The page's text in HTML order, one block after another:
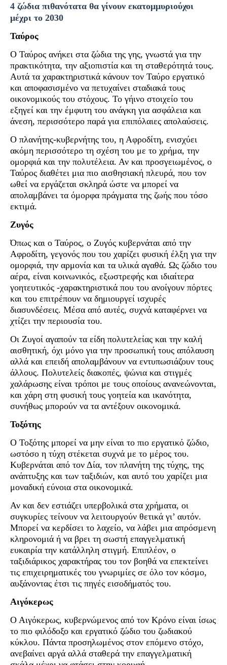
4 ζώδια πιθανότατα θα γίνουν εκατομμυριούχοι
μέχρι το 2030
Ταύρος
Ο Ταύρος ανήκει στα ζώδια της γης, γνωστά για την
πρακτικότητα, την αξιοπιστία και τη σταθερότητά τους.
Αυτά τα χαρακτηριστικά κάνουν τον Ταύρο εργατικό
και αποφασισμένο να πετυχαίνει σταδιακά τους
οικονομικούς του στόχους. Το γήινο στοιχείο του
εξηγεί και την έμφυτη του ανάγκη για ασφάλεια και
άνεση, περισσότερο παρά για επιπόλαιες απολαύσεις.
Ο πλανήτης-κυβερνήτης του, η Αφροδίτη, ενισχύει
ακόμη περισσότερο τη σχέση του με το χρήμα, την
ομορφιά και την πολυτέλεια. Αν και προσγειωμένος, ο
Ταύρος διαθέτει μια πιο αισθησιακή πλευρά, που τον
ωθεί να εργάζεται σκληρά ώστε να μπορεί να
απολαμβάνει τα όμορφα πράγματα της ζωής που τόσο
εκτιμά.
Ζυγός
Όπως και ο Ταύρος, ο Ζυγός κυβερνάται από την
Αφροδίτη, γεγονός που του χαρίζει φυσική έλξη για την
ομορφιά, την αρμονία και τα υλικά αγαθά. Ως ζώδιο του
αέρα, είναι κοινωνικός, εξωστρεφής και ιδιαίτερα
γοητευτικός -χαρακτηριστικά που του ανοίγουν πόρτες
και του επιτρέπουν να δημιουργεί ισχυρές
διασυνδέσεις. Μέσα από αυτές, συχνά καταφέρνει να
χτίζει την περιουσία του.
Οι Ζυγοί αγαπούν τα είδη πολυτελείας και την καλή
αισθητική, όχι μόνο για την προσωπική τους απόλαυση
αλλά και επειδή απολαμβάνουν να εντυπωσιάζουν τους
άλλους. Πολυτελείς διακοπές, ψώνια και στιγμές
χαλάρωσης είναι τρόποι με τους οποίους ανανεώνονται,
και χάρη στη φυσική τους γοητεία και ικανότητα,
συνήθως μπορούν να τα αντέξουν οικονομικά.
Τοξότης
Ο Τοξότης μπορεί να μην είναι το πιο εργατικό ζώδιο,
ωστόσο η τύχη στέκεται συχνά με το μέρος του.
Κυβερνάται από τον Δία, τον πλανήτη της τύχης, της
ανάπτυξης και των ταξιδιών, και αυτό του χαρίζει μια
μοναδική εύνοια στα οικονομικά.
Αν και δεν εστιάζει υπερβολικά στα χρήματα, οι
συγκυρίες τείνουν να λειτουργούν θετικά γι’ αυτόν.
Μπορεί να κερδίσει το λαχείο, να λάβει μια απρόσμενη
κληρονομιά ή να βρει τη σωστή επαγγελματική
ευκαιρία την κατάλληλη στιγμή. Επιπλέον, ο
ταξιδιάρικος χαρακτήρας του τον βοηθά να επεκτείνει
τις επιχειρηματικές του γνωριμίες σε όλο τον κόσμο,
αυξάνοντας έτσι τις πηγές εισοδήματός του.
Αιγόκερως
Ο Αιγόκερως, κυβερνώμενος από τον Κρόνο είναι ίσως
το πιο φιλόδοξο και εργατικό ζώδιο του ζωδιακού
κύκλου. Πάντα προσηλωμένος στον επόμενο στόχο,
ανεβαίνει αργά αλλά σταθερά την επαγγελματική